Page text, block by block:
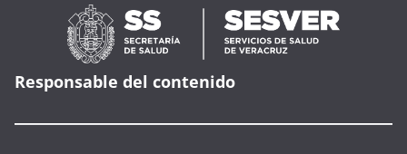
Responsable del contenido